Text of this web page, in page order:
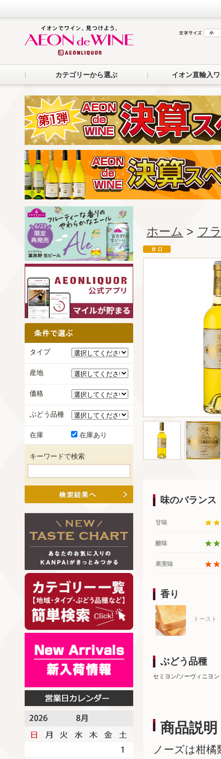
カテゴリーから選ぶ イオン直輸入
ホーム > フ
味のバランス
甘味
酸味
果実味
香り
トースト
ぶどう品種
セミヨン/ソーヴィニヨ
商品説明
ノーズは柑
タイプ
産地
価格
ぶどう品種
在庫 在庫あり
キーワードで検索